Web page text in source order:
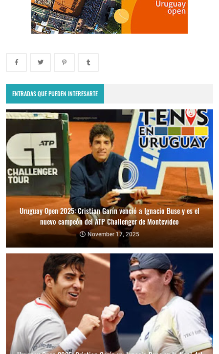
ENTRADAS QUE PUEDEN INTERESARTE
Uruguay Open 2025: Cristian Garín venció a Ignacio Buse y es el
nuevo campeón del ATP Challenger de Montevideo
November 17, 2025